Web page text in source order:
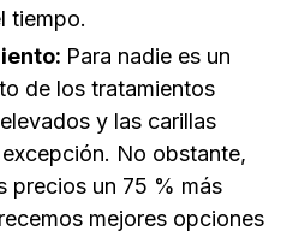
tiempo.
Para nadie es un
de los tratamientos
y las carillas
No obstante,
precios un 75 % más
mejores opciones